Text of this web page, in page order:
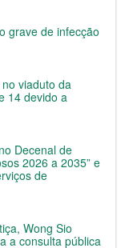
grave de infecção
viaduto da
14 devido a
Decenal de
2026 a 2035” e
de
Wong Sio
a consulta pública